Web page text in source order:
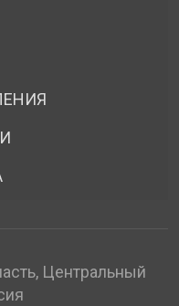
Центральный